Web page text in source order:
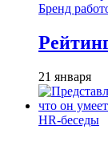
Бренд
21 января
HR-беседы